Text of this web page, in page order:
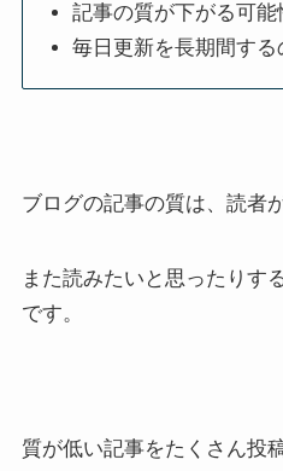
記事の質が下がる可能
毎日更新を長期間す
ブログの記事の質は、読者
また読みたいと思ったりす
です。
質が低い記事をたくさん投